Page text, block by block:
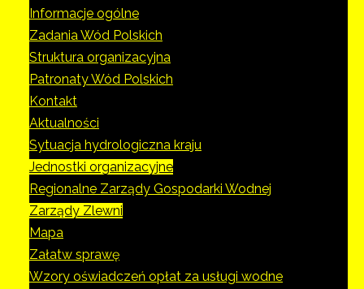
Informacje ogólne
Zadania Wód Polskich
Struktura organizacyjna
Patronaty Wód Polskich
Kontakt
Aktualności
Sytuacja hydrologiczna kraju
Jednostki organizacyjne
Regionalne Zarządy Gospodarki Wodnej
Zarządy Zlewni
Mapa
Załatw sprawę
Wzory oświadczeń opłat za usługi wodne